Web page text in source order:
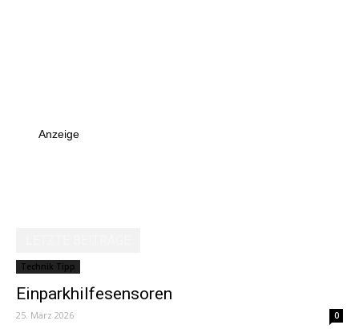
Technik Tipp
Einparkhilfesensoren
25. März 2026 0